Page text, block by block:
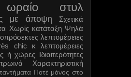
στυλ
με άποψη
Σχετικά
Χωρίς κατάταξη Ψηλά
λεπτομέρειες
chic κ λεπτομέρειες
ή χώρες Ιδιαιτερότητες
Χαρακτηριστική
Ποτέ μόνος στο